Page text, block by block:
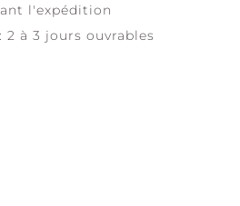
l'expédition
2 à 3 jours ouvrables